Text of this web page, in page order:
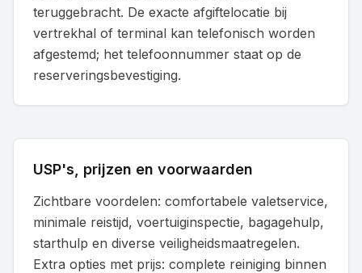
teruggebracht. De exacte afgiftelocatie bij
vertrekhal of terminal kan telefonisch worden
afgestemd; het telefoonnummer staat op de
reserveringsbevestiging.
USP's, prijzen en voorwaarden
Zichtbare voordelen: comfortabele valetservice,
minimale reistijd, voertuiginspectie, bagagehulp,
starthulp en diverse veiligheidsmaatregelen.
Extra opties met prijs: complete reiniging binnen